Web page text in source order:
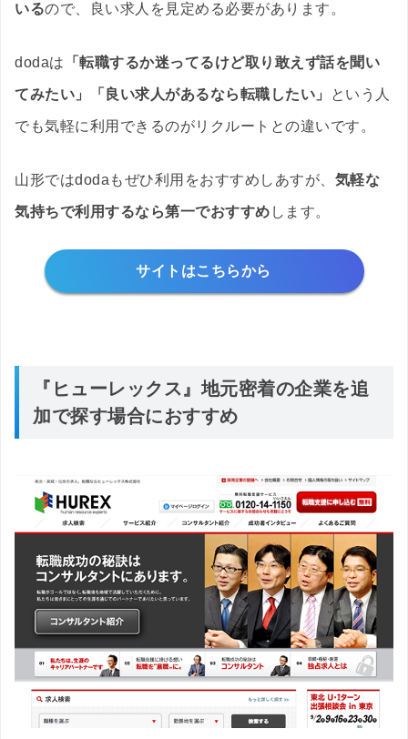
いるので、良い求人を見定める必要があります。
dodaは 「転職するか迷ってるけど取り敢えず話を聞い
てみたい」「良い求人があるなら転職したい」 という人
でも気軽に利用できるのがリクルートとの違いです。
山形ではdodaもぜひ利用をおすすめしあすが、 気軽な
気持ちで利用するなら第一でおすすめ します。
サイトはこちらから
『ヒューレックス』地元密着の企業を追
加で探す場合におすすめ